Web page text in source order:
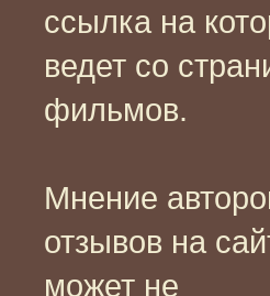
ссылка на
ведет со
фильмов.
Мнение
отзывов на
может не